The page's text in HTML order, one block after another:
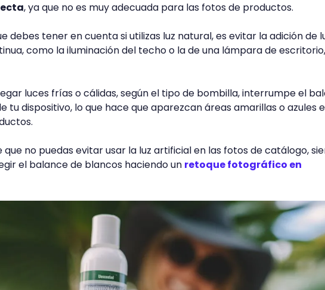
, ya que no es muy adecuada para las fotos de productos.
debes tener en cuenta si utilizas luz natural, es evitar la adición de
como la iluminación del techo o la de una lámpara de
luces frías o cálidas, según el tipo de bombilla, interrumpe el
tu dispositivo, lo que hace que aparezcan áreas amarillas o azules
que no puedas evitar usar la luz artificial en las fotos de catálogo,
el balance de blancos haciendo un retoque fotográfico en